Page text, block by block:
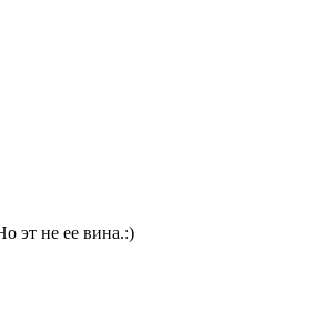
эт не ее вина.:)